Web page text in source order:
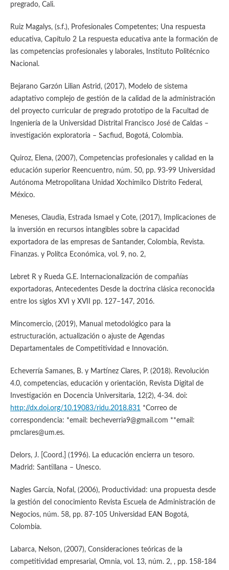
pregrado, Cali.
Ruiz Magalys, (s.f.), Profesionales Competentes; Una respuesta
educativa, Capítulo 2 La respuesta educativa ante la formación de
las competencias profesionales y laborales, Instituto Politécnico
Nacional.
Bejarano Garzón Lilian Astrid, (2017), Modelo de sistema
adaptativo complejo de gestión de la calidad de la administración
del proyecto curricular de pregrado prototipo de la Facultad de
Ingeniería de la Universidad Distrital Francisco José de Caldas –
investigación exploratoria – Sacfiud, Bogotá, Colombia.
Quiroz, Elena, (2007), Competencias profesionales y calidad en la
educación superior Reencuentro, núm. 50, pp. 93-99 Universidad
Autónoma Metropolitana Unidad Xochimilco Distrito Federal,
México.
Meneses, Claudia, Estrada Ismael y Cote, (2017), Implicaciones de
la inversión en recursos intangibles sobre la capacidad
exportadora de las empresas de Santander, Colombia, Revista.
Finanzas. y Polítca Económica, vol. 9, no. 2,
Lebret R y Rueda G.E. Internacionalización de compañías
exportadoras, Antecedentes Desde la doctrina clásica reconocida
entre los siglos XVI y XVII pp. 127–147, 2016.
Mincomercio, (2019), Manual metodológico para la
estructuración, actualización o ajuste de Agendas
Departamentales de Competitividad e Innovación.
Echeverría Samanes, B. y Martínez Clares, P. (2018). Revolución
4.0, competencias, educación y orientación, Revista Digital de
Investigación en Docencia Universitaria, 12(2), 4-34. doi:
http://dx.doi.org/10.19083/ridu.2018.831*Correo de
correspondencia: *email: becheverria9@gmail.com **email:
pmclares@um.es.
Delors, J. [Coord.] (1996). La educación encierra un tesoro.
Madrid: Santillana – Unesco.
Nagles García, Nofal, (2006), Productividad: una propuesta desde
la gestión del conocimiento Revista Escuela de Administración de
Negocios, núm. 58, pp. 87-105 Universidad EAN Bogotá,
Colombia.
Labarca, Nelson, (2007), Consideraciones teóricas de la
competitividad empresarial, Omnia, vol. 13, núm. 2, , pp. 158-184